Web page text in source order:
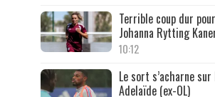
Terrible coup dur
Johanna Rytting
10:12
Le sort s’acharne sur
Adelaïde (ex-OL)